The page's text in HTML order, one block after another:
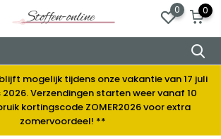
0 0
blijft mogelijk tijdens onze vakantie van 17 juli
Verzendingen starten weer vanaf 10
kortingscode ZOMER2026 voor extra
zomervoordeel! **